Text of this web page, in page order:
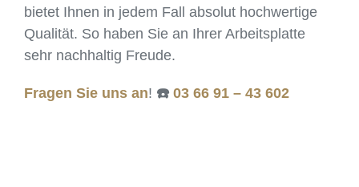
bietet Ihnen in jedem Fall absolut hochwertige
Qualität. So haben Sie an Ihrer Arbeitsplatte
sehr nachhaltig Freude.
Fragen Sie uns an! ☎️ 03 66 91 – 43 602